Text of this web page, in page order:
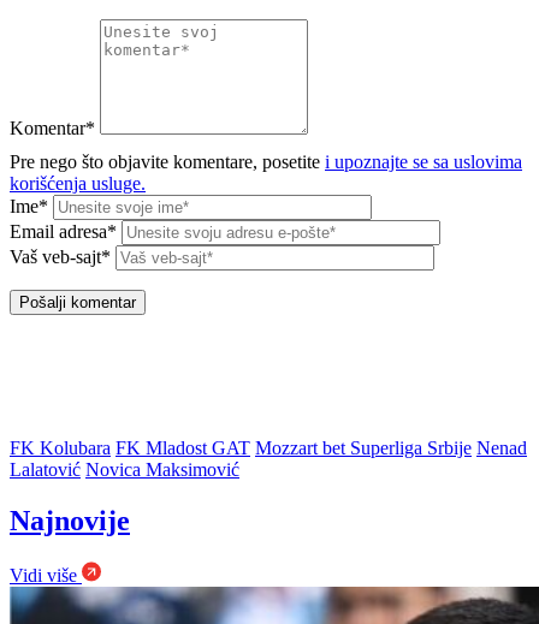
Komentar*
Pre nego što objavite komentare, posetite i upoznajte se sa uslovima
korišćenja usluge.
Ime*
Email adresa*
Vaš veb-sajt*
FK Kolubara FK Mladost GAT Mozzart bet Superliga Srbije Nenad
Lalatović Novica Maksimović
Najnovije
Vidi više